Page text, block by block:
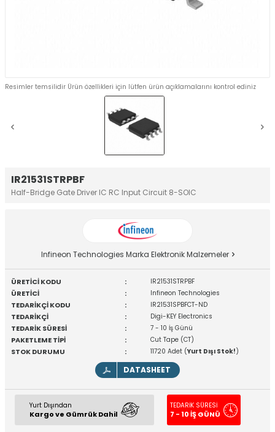
IR21531STRPBF
Half-Bridge Gate Driver IC RC Input Circuit 8-SOIC
Resimler temsilidir Ürün özellikleri için lütfen ürün açıklamalarını kontrol ediniz
Infineon Technologies Marka Elektronik Malzemeler
ÜRETİCİ KODU : IR21531STRPBF
ÜRETİCİ : Infineon Technologies
TEDARİKÇİ KODU : IR21531SPBFCT-ND
TEDARİKÇİ : Digi-KEY Electronics
TEDARİK SÜRESİ : 7 - 10 İş Günü
PAKETLEME TİPİ : Cut Tape (CT)
STOK DURUMU : 11720 Adet (Yurt Dışı Stok!)
DATASHEET
Yurt Dışından
Kargo ve Gümrük Dahil
TEDARİK SÜRESİ
7 - 10 İŞ GÜNÜ